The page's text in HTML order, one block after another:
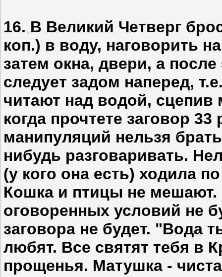
16. В Великий Четверг
коп.) в воду, наговорить
затем окна, двери, а
следует задом наперед,
читают над водой,
когда прочтете заговор
манипуляций нельзя
нибудь разговаривать.
(у кого она есть) ходила
Кошка и птицы не
оговоренных условий не
заговора не будет. "Вода
любят. Все святят тебя в
прощенья. Матушка -